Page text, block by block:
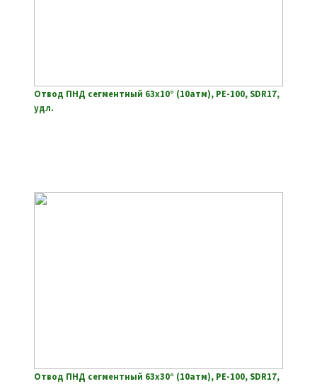
Отвод ПНД сегментный 63х10° (10атм), РЕ-100, SDR17,
удл.
Отвод ПНД сегментный 63х30° (10атм), РЕ-100, SDR17,